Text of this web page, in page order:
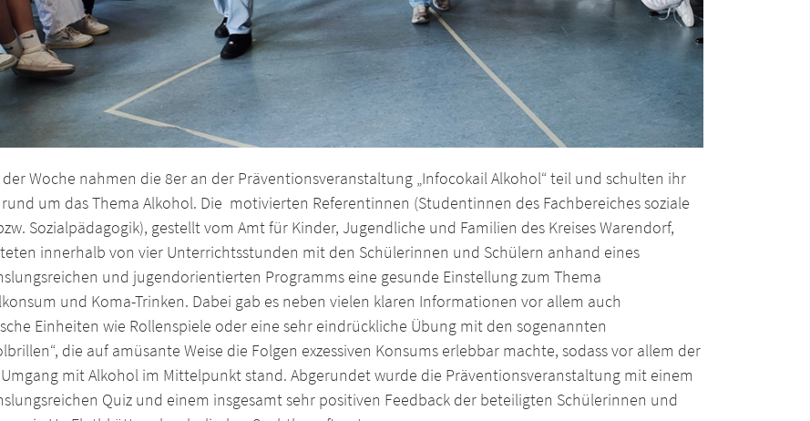
Woche nahmen die 8er an der Präventionsveranstaltung „Infocokail Alkohol“ teil und schulten ihr
rund um das Thema Alkohol. Die motivierten Referentinnen (Studentinnen des Fachbereiches soziale
Sozialpädagogik), gestellt vom Amt für Kinder, Jugendliche und Familien des Kreises Warendorf,
innerhalb von vier Unterrichtsstunden mit den Schülerinnen und Schülern anhand eines
und jugendorientierten Programms eine gesunde Einstellung zum Thema
und Koma-Trinken. Dabei gab es neben vielen klaren Informationen vor allem auch
Einheiten wie Rollenspiele oder eine sehr eindrückliche Übung mit den sogenannten
die auf amüsante Weise die Folgen exzessiven Konsums erlebbar machte, sodass vor allem der
mit Alkohol im Mittelpunkt stand. Abgerundet wurde die Präventionsveranstaltung mit einem
Quiz und einem insgesamt sehr positiven Feedback der beteiligten Schülerinnen und